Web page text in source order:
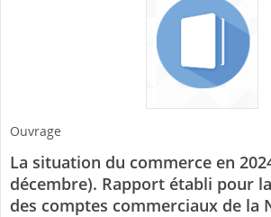
Ouvrage
La situation du commerce en
décembre). Rapport établi pour
des comptes commerciaux de la